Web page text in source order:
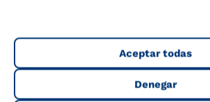
Aceptar todas
Denegar
de oliva virgen extra es la
aceite de oliva o aceite de
Implementar mecanismos de
asesoramiento y supervisión